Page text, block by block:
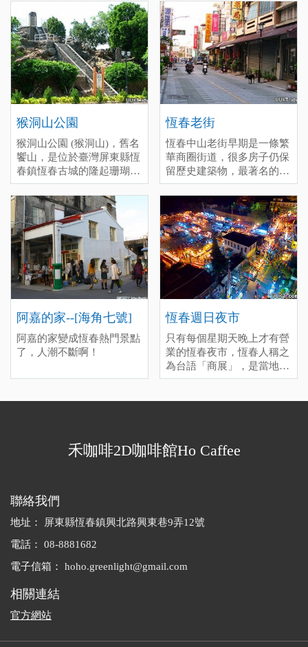
time in Shanhai Fishery
Harbor.
diving, you can find some
diving stores there, l think it
is a good idea to go diving
when you come to visit
Kenting.
Wanlitong has aIso been
featured as a scene in a
famous movie “Cape No.7”,
it is one of most popular
spots in Kenting.
停留時間(分)：深度(60), 一
般(30), 趕場(10)
[標籤：防曬 免費 浮潛 海角
七號 ]
傳承的古早音樂，大家印象
的思想起就是恆春當地有名
的陳達所創作，也是第一位
民謠起家者，到現在每一年
的10月會固定有民謠活動的
意義所在。 停留時間(分)：
深度(60), 一般(20), 趕場
(10)
[標籤：風雨無阻 免費 ]
的地方。
猴洞山公園
猴洞山公園 (猴洞山)，舊名
饗山，是位於臺灣屏東縣恆
春鎮恆春古城的隆起珊瑚
礁，為臺灣清治時期恆春八
景之一。
恆春老街
恆春中山老街早期是一條繁
華商圈街道，很多房子仍保
留歷史建築物，最著名的美
食-綠豆蒜是來恆春旅遊必
吃的甜品，冷熱皆美味。甚
至還有很多美食駐點在老街
周邊，也可以前往新興路恆
春市區唯一的傳統市場，尋
找當地特色美食與文化風情
之美。 停留時間(分)：深度
(60), 一般(30), 趕場(10)
[標籤：必遊 免費 ]
阿嘉的家--[海角七號]
阿嘉的家變成恆春熱門景點
了，人潮不斷啊！
恆春週日夜市
只有每個星期天晚上才有營
業的恆春夜市，恆春人稱之
為台語「商展」，是當地居
民每個星期最期待的時候，
的小吃和簡單的兒童遊戲攤
禾咖啡2D咖啡館Ho Caffee
聯絡我們
地址：
屏東縣恆春鎮興北路興東巷9弄12號
電話：
08-8881682
電子信箱：
hoho.greenlight@gmail.com
相關連結
官方網站